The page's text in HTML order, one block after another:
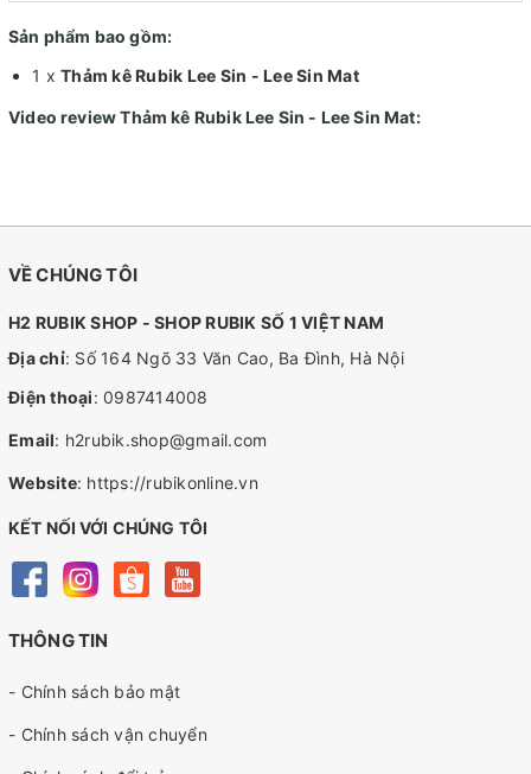
Sản phẩm bao gồm:
1 x Thảm kê Rubik Lee Sin - Lee Sin Mat
Video reviewThảm kê Rubik Lee Sin - Lee Sin Mat:
VỀ CHÚNG TÔI
H2 RUBIK SHOP - SHOP RUBIK SỐ 1 VIỆT NAM
Địa chỉ: Số 164 Ngõ 33 Văn Cao, Ba Đình, Hà Nội
Điện thoại: 0987414008
Email: h2rubik.shop@gmail.com
Website: https://rubikonline.vn
KẾT NỐI VỚI CHÚNG TÔI
THÔNG TIN
- Chính sách bảo mật
- Chính sách vận chuyển